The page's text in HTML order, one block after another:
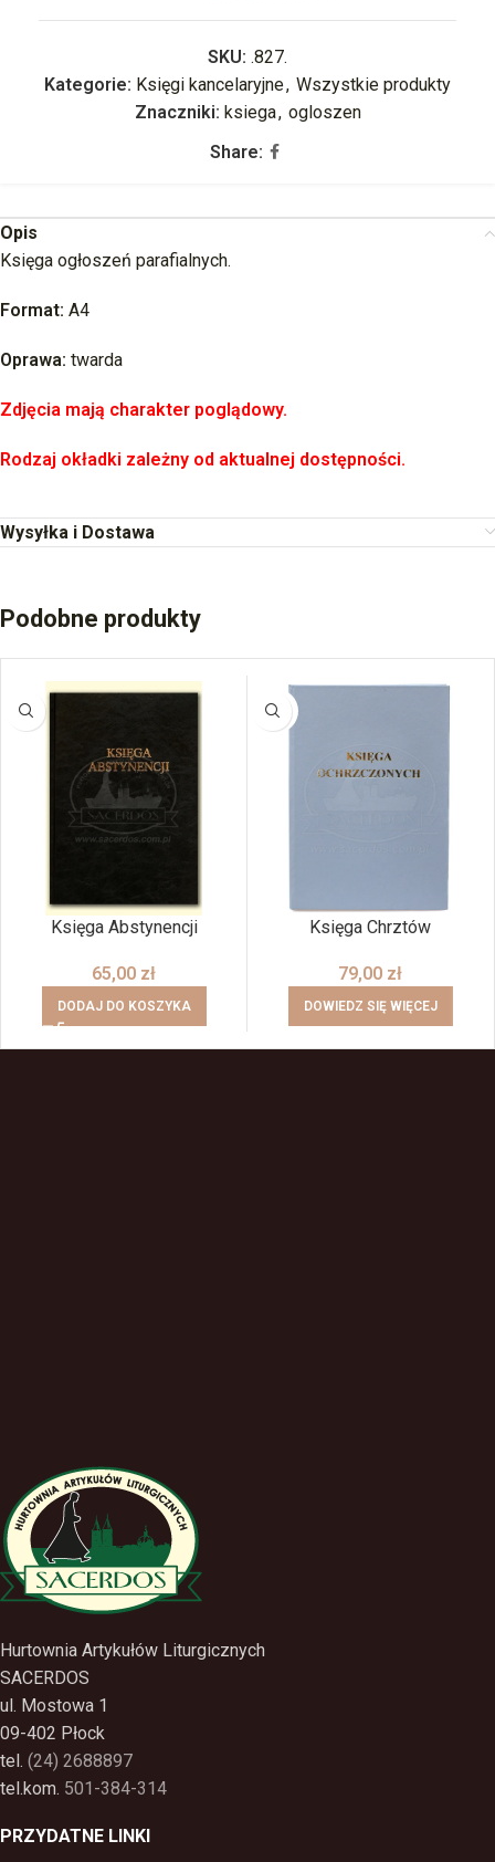
SKU: .827.
Kategorie: Księgi kancelaryjne, Wszystkie produkty
Znaczniki: ksiega, ogloszen
Share:
Opis
Księga ogłoszeń parafialnych.
Format: A4
Oprawa: twarda
Zdjęcia mają charakter poglądowy.
Rodzaj okładki zależny od aktualnej dostępności.
Wysyłka i Dostawa
Podobne produkty
Księga Abstynencji
65,00 zł
DODAJ DO KOSZYKA
BRAK
Księga Chrztów
79,00 zł
DOWIEDZ SIĘ WIĘCEJ
Hurtownia Artykułów Liturgicznych
SACERDOS
ul. Mostowa 1
09-402 Płock
tel. (24) 2688897
tel.kom. 501-384-314
PRZYDATNE LINKI